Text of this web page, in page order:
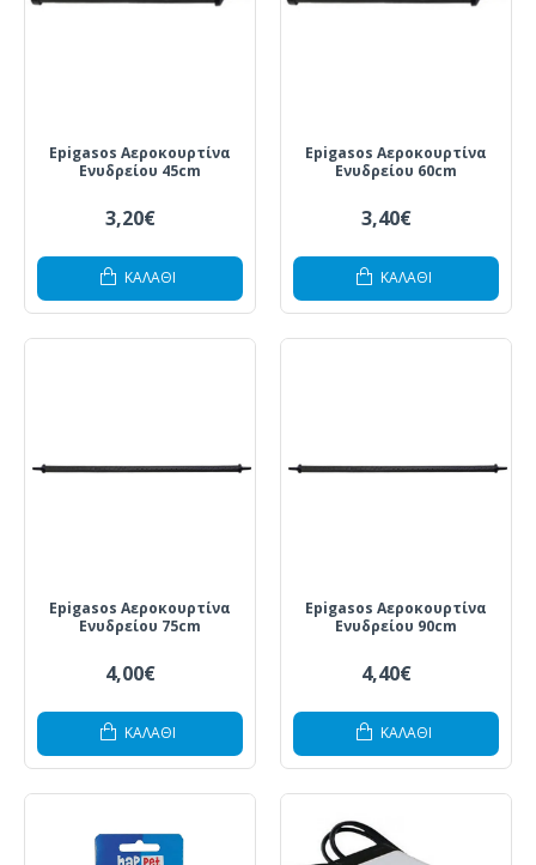
Epigasos Αεροκουρτίνα
Ενυδρείου 45cm
3,20€
ΚΑΛΆΘΙ
Epigasos Αεροκουρτίνα
Ενυδρείου 60cm
3,40€
ΚΑΛΆΘΙ
Epigasos Αεροκουρτίνα
Ενυδρείου 75cm
4,00€
ΚΑΛΆΘΙ
Epigasos Αεροκουρτίνα
Ενυδρείου 90cm
4,40€
ΚΑΛΆΘΙ